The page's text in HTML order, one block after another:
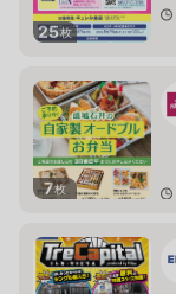
25枚
7枚